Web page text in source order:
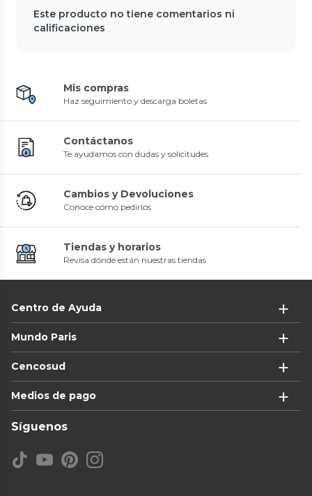
Este producto no tiene comentarios ni
calificaciones
Mis compras
Haz seguimiento y descarga boletas
Contáctanos
Te ayudamos con dudas y solicitudes
Cambios y Devoluciones
Conoce cómo pedirlos
Tiendas y horarios
Revisa dónde están nuestras tiendas
Centro de Ayuda
Mundo Paris
Cencosud
Medios de pago
Síguenos